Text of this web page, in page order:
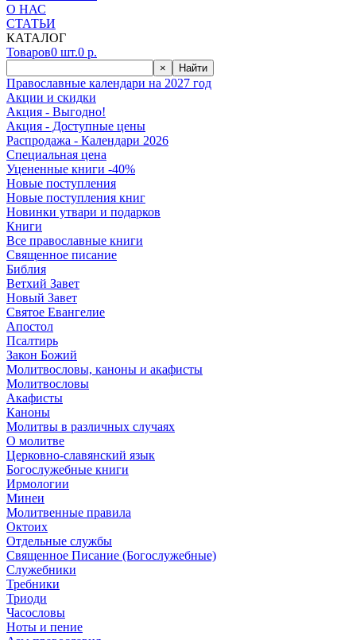
О НАС
СТАТЬИ
КАТАЛОГ
Товаров0 шт.0 р.
× Найти
Православные календари на 2027 год
Акции и скидки
Акция - Выгодно!
Акция - Доступные цены
Распродажа - Календари 2026
Специальная цена
Уцененные книги -40%
Новые поступления
Новые поступления книг
Новинки утвари и подарков
Книги
Все православные книги
Священное писание
Библия
Ветхий Завет
Новый Завет
Святое Евангелие
Апостол
Псалтирь
Закон Божий
Молитвословы, каноны и акафисты
Молитвословы
Акафисты
Каноны
Молитвы в различных случаях
О молитве
Церковно-славянский язык
Богослужебные книги
Ирмологии
Минеи
Молитвенные правила
Октоих
Отдельные службы
Священное Писание (Богослужебные)
Служебники
Требники
Триоди
Часословы
Ноты и пение